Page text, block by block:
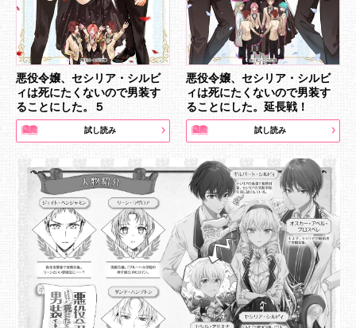
悪役令嬢、セシリア・シルビ
ィは死にたくないので男装す
ることにした。５
試し読み
悪役令嬢、セシリア・シルビ
ィは死にたくないので男装す
ることにした。延長戦！
試し読み